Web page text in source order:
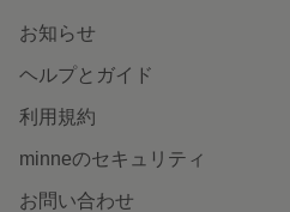
お知らせ
ヘルプとガイド
利用規約
minneのセキュリティ
お問い合わせ